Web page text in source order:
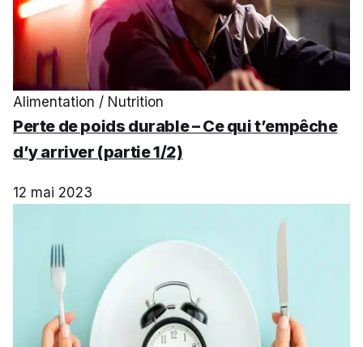
Alimentation / Nutrition
Perte de poids durable – Ce qui t’empêche
d’y arriver (partie 1/2)
12 mai 2023